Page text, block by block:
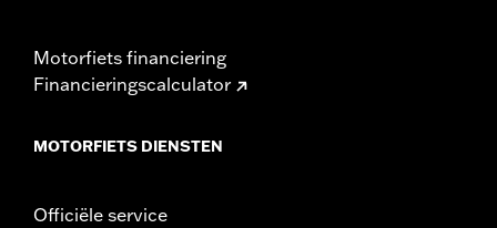
Motorfiets financiering
Financieringscalculator
MOTORFIETS DIENSTEN
Officiële service